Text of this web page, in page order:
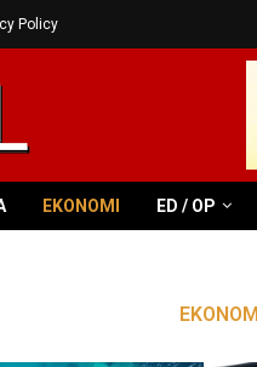
Policy
EKONOMI ED / OP
EKONOMI